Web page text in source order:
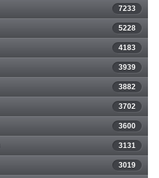
7233
5228
4183
3939
3882
3702
3600
3131
3019